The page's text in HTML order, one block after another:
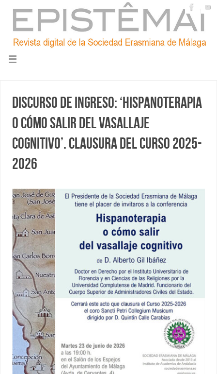
Discurso de ingreso: ‘Hispanoterapia
o cómo salir del vasallaje
cognitivo’. Clausura del curso 2025-
2026